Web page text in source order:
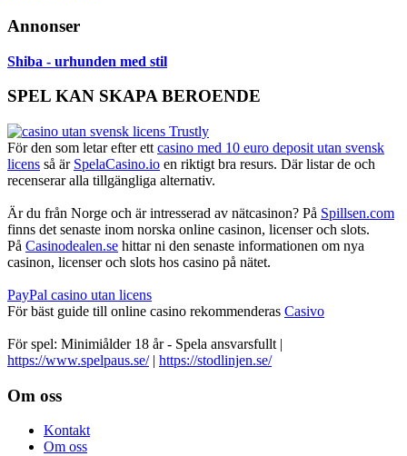
Annonser
Shiba - urhunden med stil
SPEL KAN SKAPA BEROENDE
För den som letar efter ett casino med 10 euro deposit utan svensk
licens så är SpelaCasino.io en riktigt bra resurs. Där listar de och
recenserar alla tillgängliga alternativ.
Är du från Norge och är intresserad av nätcasinon? På Spillsen.com
finns det senaste inom norska online casinon, licenser och slots.
På Casinodealen.se hittar ni den senaste informationen om nya
casinon, licenser och slots hos casino på nätet.
PayPal casino utan licens
För bäst guide till online casino rekommenderas Casivo
För spel: Minimiålder 18 år - Spela ansvarsfullt |
https://www.spelpaus.se/| https://stodlinjen.se/
Footer
Om oss
Kontakt
Om oss